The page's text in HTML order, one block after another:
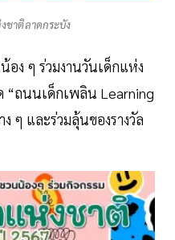
ชาติลาดกระบัง
ง ๆ ร่วมงานวันเด็กแห่ง
“ถนนเด็กเพลิน Learning
ๆ และร่วมลุ้นของรางวัล